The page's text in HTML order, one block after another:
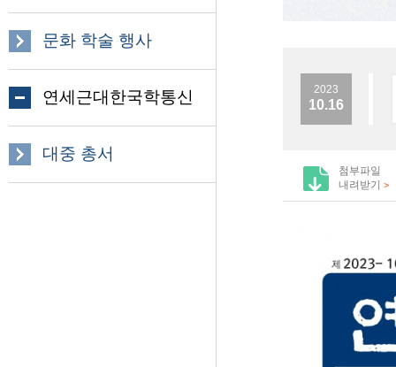
문화 학술 행사
연세근대한국학통신
대중 총서
2023
10.16
첨부파일
내려받기 >